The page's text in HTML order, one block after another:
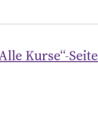
Kurse“-Seite